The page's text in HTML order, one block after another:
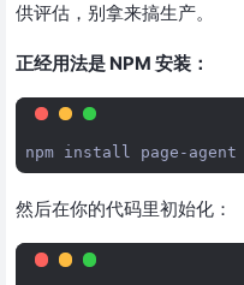
供评估，别拿来搞生产。
正经用法是 NPM 安装：
npm install
然后在你的代码里初始化：